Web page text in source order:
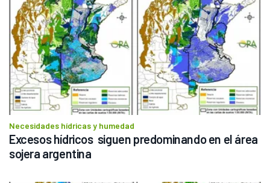
Necesidades hídricas y humedad
Excesos hídricos  siguen predominando en el área
sojera argentina